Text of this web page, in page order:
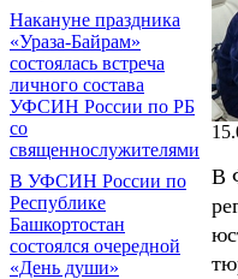
Накануне праздника
«Ураза-Байрам»
состоялась встреча
личного состава
УФСИН России по РБ
со
священнослужителями
В УФСИН России по
Республике
Башкортостан
состоялся очередной
«День души»
В